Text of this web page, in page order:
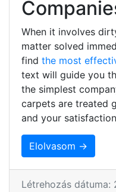
When it involves
matter solved
find the most
text will guide you
the simplest
carpets are treated
and your
Elolvasom →
Létrehozás dátuma: